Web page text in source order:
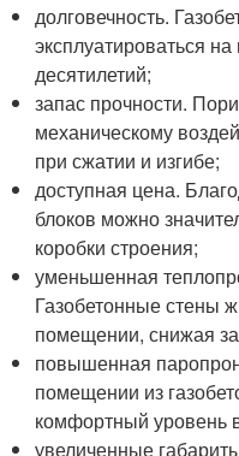
долговечность.
эксплуатироваться
десятилетий;
запас прочности.
механическому
при сжатии и изгибе;
доступная цена.
блоков можно
коробки строения;
уменьшенная
Газобетонные стены
помещении, снижая
повышенная
помещении из
комфортный уровень
увеличенные